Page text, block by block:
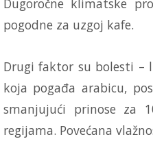
Dugoročne klimatske
pogodne za uzgoj kafe.
Drugi faktor su bolesti –
koja pogađa arabicu,
smanjujući prinose za
regijama. Povećana